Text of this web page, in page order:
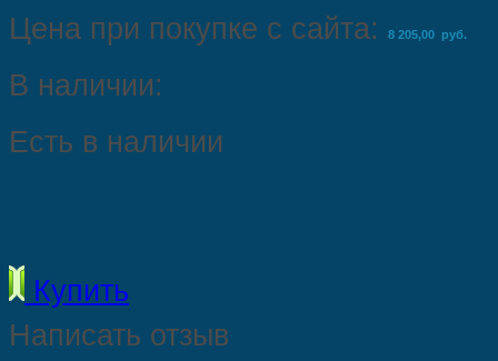
Цена при покупке с сайта: 8 205,00 руб.
В наличии:
Есть в наличии
Купить
Написать отзыв